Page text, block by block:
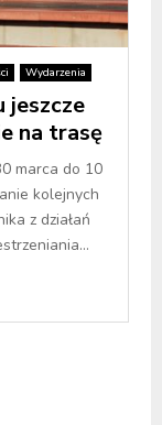
Wydarzenia
jeszcze
na trasę
marca do 10
kolejnych
z działań